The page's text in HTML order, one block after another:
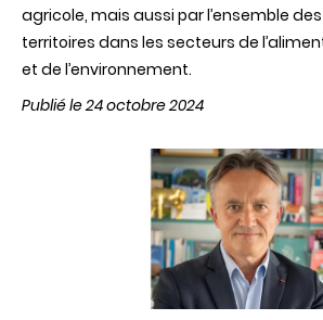
agricole, mais aussi par l’ensemble
territoires dans les secteurs de
et de l’environnement.
Publié le 24 octobre 2024